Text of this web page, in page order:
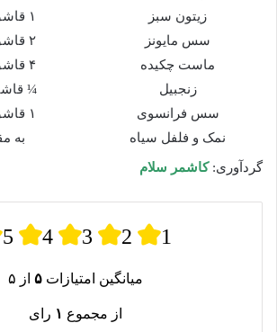
زیتون سبز
۱ قاشق غذاخوری
سس مایونز
۲ قاشق غذاخوری
ماست چکیده
۴ قاشق غذاخوری
زنجبیل
¼
سس فرانسوی
۱ قاشق غذاخوری
نمک و فلفل سیاه
به
گردآوری:کاشمر سلام
5 4 3 2 1
میانگین امتیازات ۵ از ۵
از مجموع ۱ رای